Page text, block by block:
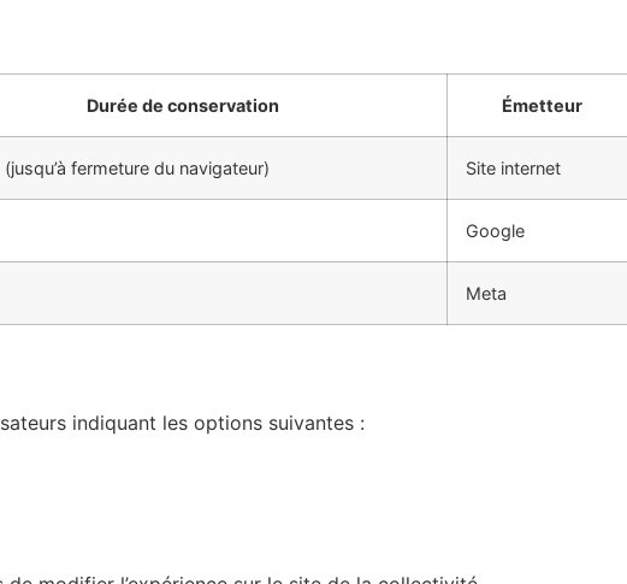
Durée de conservation Émetteur
(jusqu’à fermeture du navigateur) Site internet
Google
Meta
indiquant les options suivantes :